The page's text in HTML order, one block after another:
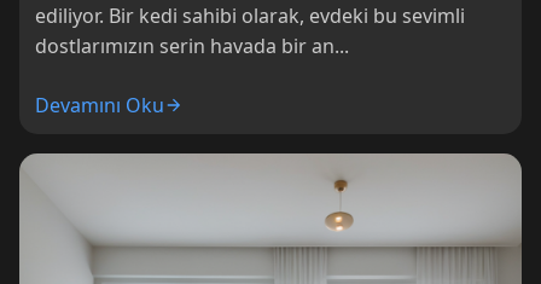
ediliyor. Bir kedi sahibi olarak, evdeki bu sevimli
dostlarımızın serin havada bir an...
Devamını Oku